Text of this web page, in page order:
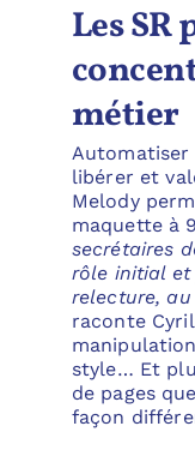
Les SR
métier
Automatiser
libérer et
Melody
maquette à
secrétaires
rôle initial et
relecture,
raconte
style… Et
de pages
façon